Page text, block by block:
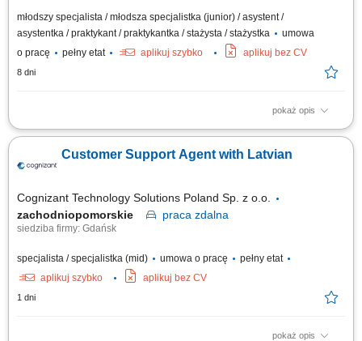
młodszy specjalista / młodsza specjalistka (junior) / asystent /
asystentka / praktykant / praktykantka / stażysta / stażystka
umowa
o pracę
pełny etat aplikuj szybko aplikuj bez CV
8 dni
pokaż opis
Opis stanowiska Zapewnianie wsparcia technicznego klientom w języku
Analiza zgłoszeń i rozwiązywanie problemów związanych z produktami
oraz usługami firmy. Rejestrowanie zgłoszeń i prowadzonych działań w
Customer Support Agent with Latvian
Cognizant Technology Solutions Poland Sp. z o.o.
zachodniopomorskie
praca zdalna
siedziba firmy: Gdańsk
specjalista / specjalistka (mid) umowa o pracę
pełny etat
aplikuj szybko
aplikuj bez CV
1 dni
pokaż opis